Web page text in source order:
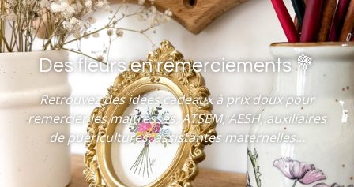
Des fleurs en remerciements 💐
Retrouvez des idées cadeaux à prix doux pour
remercier les maîtresses, ATSEM, AESH, auxiliaires
de puéricultures, assistantes maternelles...